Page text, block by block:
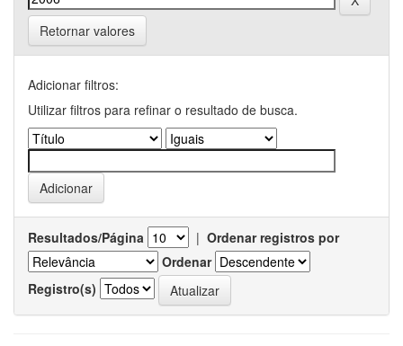
Retornar valores
Adicionar filtros:
Utilizar filtros para refinar o resultado de busca.
Resultados/Página | Ordenar registros por
Ordenar
Registro(s)